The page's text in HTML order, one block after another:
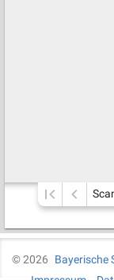
©2026
Bayerische